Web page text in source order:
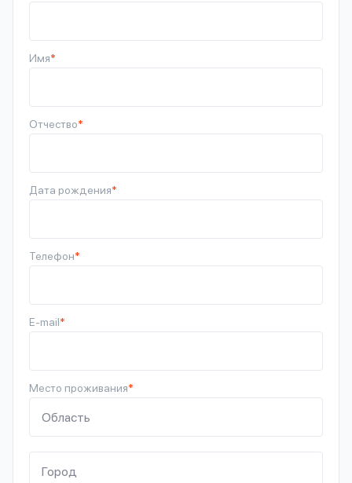
Имя*
Отчество*
Дата рождения*
Телефон*
E-mail*
Место проживания*